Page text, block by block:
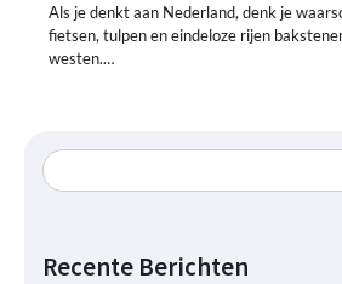
Als je denkt aan Nederland, denk je
fietsen, tulpen en eindeloze rijen
westen.…
Recente Berichten